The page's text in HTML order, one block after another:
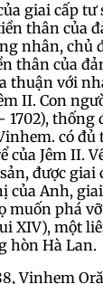
giai cấp
thân của
nhân, chủ
thân của
thuận với
II. Con
1702), thống
có đủ
của Jêm II.
được giai
của Anh,
muốn phá
XIV), một
hòn Hà Lan.
Vinhem